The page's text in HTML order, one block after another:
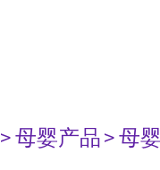
> 母婴产品> 母